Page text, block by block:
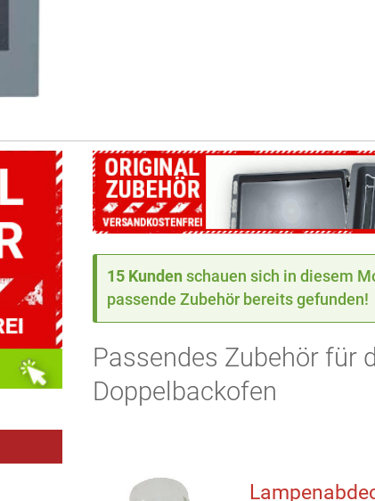
15 Kunden schauen sich in diesem
passende Zubehör bereits gefunden!
Passendes Zubehör für
Doppelbackofen